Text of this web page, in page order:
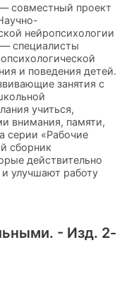
совместный проект
нейропсихологии
специалисты
и поведения детей.
занятия с
учиться,
внимания, памяти,
серии «Рабочие
сборник
действительно
улучшают работу
- Изд. 2-